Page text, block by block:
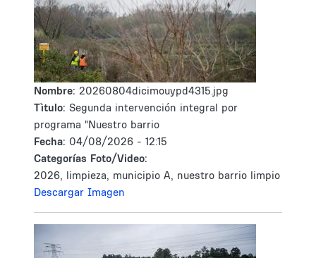
Nombre: 20260804dicimouypd4315.jpg
Tìtulo: Segunda intervención integral por
programa "Nuestro barrio
Fecha: 04/08/2026 - 12:15
Categorías Foto/Video:
2026, limpieza, municipio A, nuestro barrio limpio
Descargar Imagen